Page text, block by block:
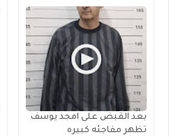
بعد القبض على امجد يوسف
تظهر مفاجئه كبيره